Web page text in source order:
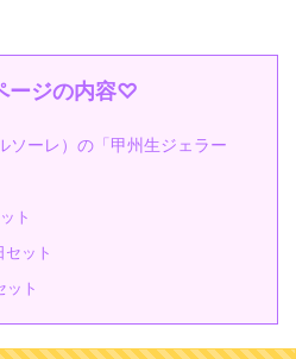
ージの内容♡
ソーレ）の「甲州生ジェラー
ト
ット
ット